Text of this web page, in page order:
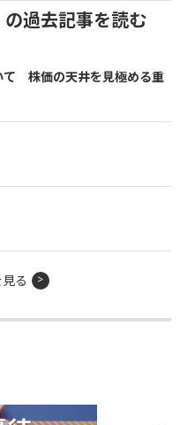
の過去記事を読む
て 株価の天井を見極める重
る